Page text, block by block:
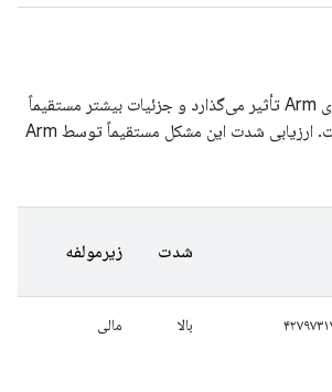
این آسیب‌پذیری بر اجزای Arm تأثیر می‌گذارد و جزئیات بیشتر مستقیماً
از Arm در دسترس است. ارزیابی شدت این مشکل مستقیماً توسط Arm
شدت زیرمولفه
بالا مالی